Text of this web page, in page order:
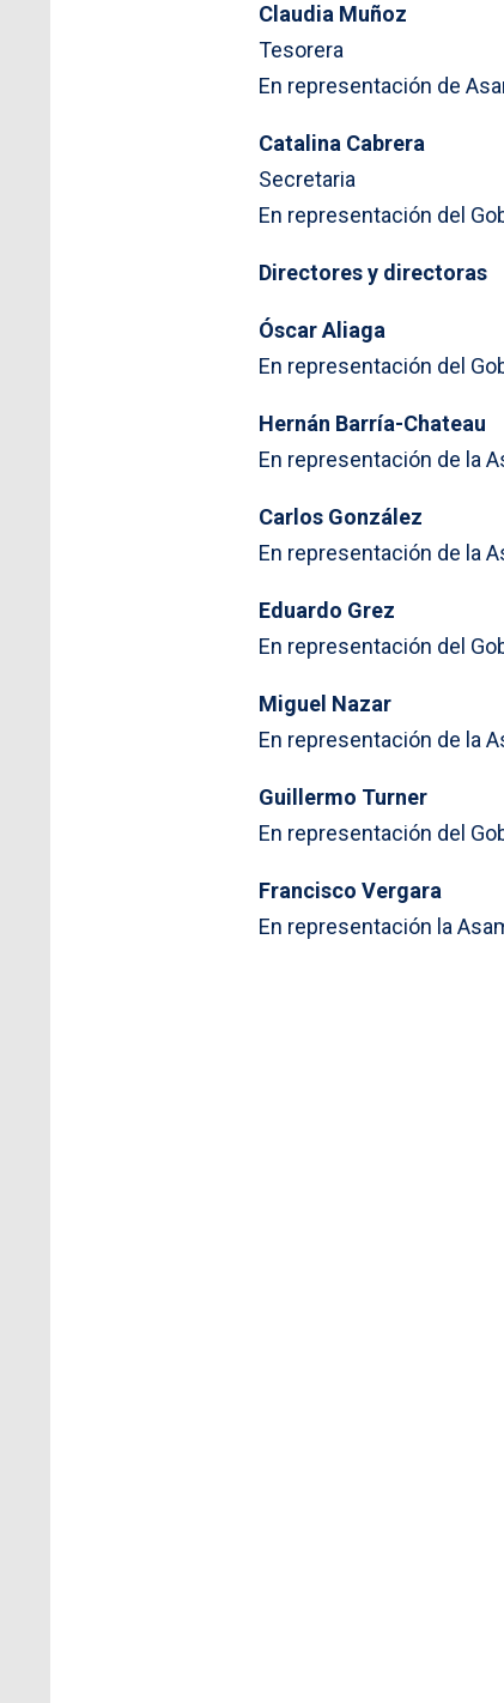
Claudia Muñoz
Tesorera
En representación de
Catalina Cabrera
Secretaria
En representación del
Directores y directoras
Óscar Aliaga
En representación del
Hernán Barría-Chateau
En representación de la
Carlos González
En representación de la
Eduardo Grez
En representación del
Miguel Nazar
En representación de la
Guillermo Turner
En representación del
Francisco Vergara
En representación la